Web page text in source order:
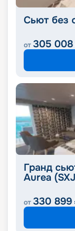
Сьют без
от 305 008
Гранд
Aurea
от 330 899